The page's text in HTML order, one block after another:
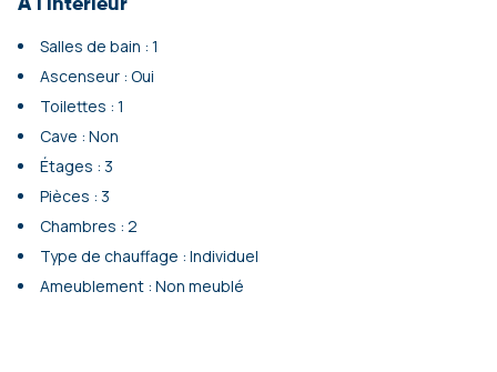
Salles de bain : 1
Ascenseur : Oui
Toilettes : 1
Cave : Non
Étages : 3
Pièces : 3
Chambres : 2
Type de chauffage : Individuel
Ameublement : Non meublé